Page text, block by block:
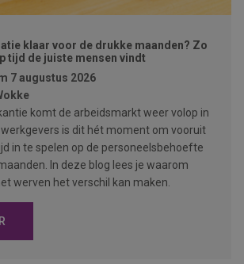
klaar voor de drukke maanden? Zo
tijd de juiste mensen vindt
7 augustus 2026
komt de arbeidsmarkt weer volop in
is dit hét moment om vooruit
in te spelen op de personeelsbehoefte
In deze blog lees je waarom
werven het verschil kan maken.